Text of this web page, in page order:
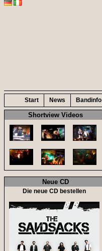
Start News Bandinfo
Shortview Videos
Neue CD
Die neue CD bestellen